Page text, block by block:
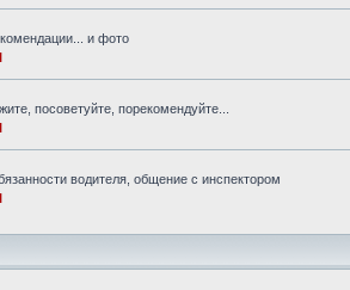
и фото
посоветуйте, порекомендуйте...
водителя, общение с инспектором